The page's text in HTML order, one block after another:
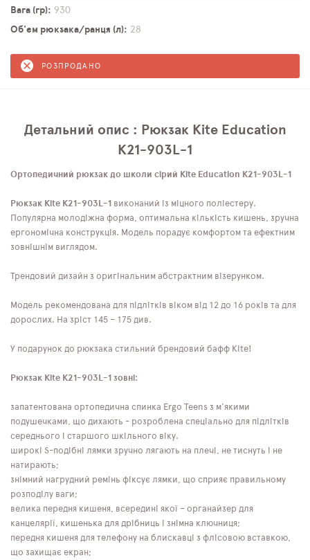
Вага (гр)
930
Об'єм рюкзака/ранця (л)
28
РОЗПРОДАНО
Детальний опис : Рюкзак Kite Education
K21-903L-1
Ортопедичний рюкзак до школи сірий Kite Education K21-903L-1
Рюкзак Kite K21-903L-1 виконаний із міцного поліестеру.
Популярна молодіжна форма, оптимальна кількість кишень, зручна
ергономічна конструкція. Модель порадує комфортом та ефектним
зовнішнім виглядом.
Трендовий дизайн з оригінальним абстрактним візерунком.
Модель рекомендована для підлітків віком від 12 до 16 років та для
дорослих. На зріст 145 – 175 див.
У подарунок до рюкзака стильний брендовий бафф Kite!
Рюкзак Kite K21-903L-1 зовні:
запатентована ортопедична спинка Ergo Teens з м'якими
подушечками, що дихають - розроблена спеціально для підлітків
середнього і старшого шкільного віку.
широкі S-подібні лямки зручно лягають на плечі, не тиснуть і не
натирають;
знімний нагрудний ремінь фіксує лямки, що сприяє правильному
розподілу ваги;
велика передня кишеня, всередині якої – органайзер для
канцелярії, кишенька для дрібниць і знімна ключниця;
передня кишеня для телефону на блискавці з флісовою вставкою,
що захищає екран;